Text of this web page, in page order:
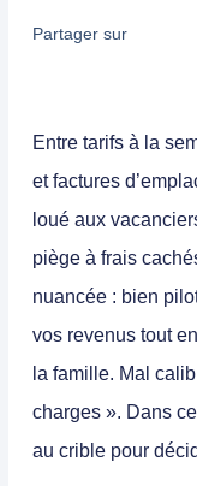
Partager sur
Entre tarifs à la
et factures
loué aux
piège à frais
nuancée : bien
vos revenus tout
la famille. Mal
charges ». Dans
au crible pour